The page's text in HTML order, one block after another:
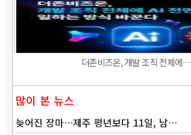
더존비즈온, 개발 조직 전체에…
많이 본 뉴스
늦어진 장마…제주 평년보다 11일, 남…